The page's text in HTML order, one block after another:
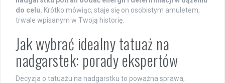
do celu. Krótko mówiąc, staje się on osobistym amuletem,
trwale wpisanym w Twoją historię.
Jak wybrać idealny tatuaż na
nadgarstek: porady ekspertów
Decyzja o tatuażu na nadgarstku to poważna sprawa,